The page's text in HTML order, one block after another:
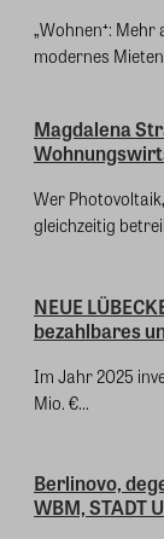
„Wohnen⁺:
modernes
Magdalena
Wer
gleichzeitig
NEUE
bezahlbares
Im Jahr 2025
Mio. €...
Berlinovo,
WBM, STADT